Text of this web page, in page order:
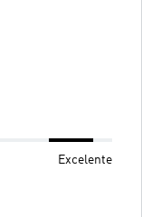
Excelente